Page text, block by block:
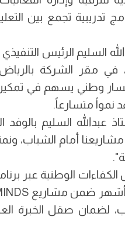
تجمع بين
في مقر الشركة
مسار وطني يسهم في
نمواً متسارعاً.
السليم بالوفد
مشاريعنا أمام الشباب،
الكفاءات الوطنية عبر
لضمان صقل الخبرة